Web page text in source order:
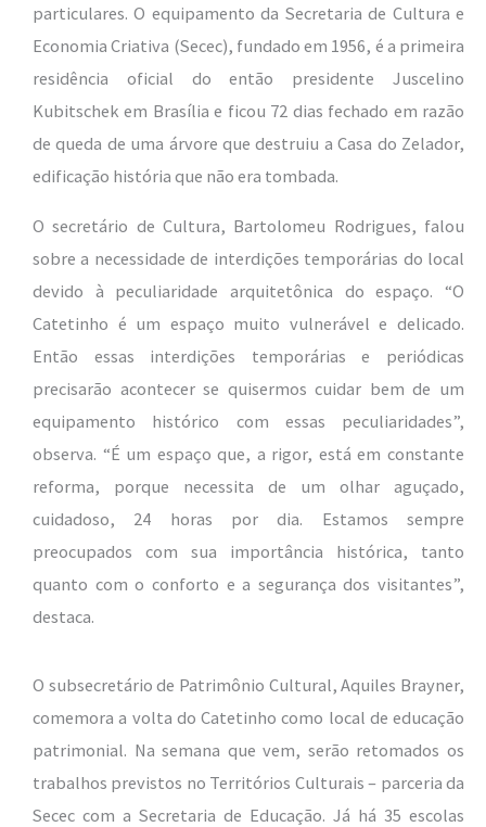
particulares. O equipamento da Secretaria de Cultura e
Economia Criativa (Secec), fundado em 1956, é a primeira
residência oficial do então presidente Juscelino
Kubitschek em Brasília e ficou 72 dias fechado em razão
de queda de uma árvore que destruiu a Casa do Zelador,
edificação história que não era tombada.
O secretário de Cultura, Bartolomeu Rodrigues, falou
sobre a necessidade de interdições temporárias do local
devido à peculiaridade arquitetônica do espaço. “O
Catetinho é um espaço muito vulnerável e delicado.
Então essas interdições temporárias e periódicas
precisarão acontecer se quisermos cuidar bem de um
equipamento histórico com essas peculiaridades”,
observa. “É um espaço que, a rigor, está em constante
reforma, porque necessita de um olhar aguçado,
cuidadoso, 24 horas por dia. Estamos sempre
preocupados com sua importância histórica, tanto
quanto com o conforto e a segurança dos visitantes”,
destaca.
O subsecretário de Patrimônio Cultural, Aquiles Brayner,
comemora a volta do Catetinho como local de educação
patrimonial. Na semana que vem, serão retomados os
trabalhos previstos no Territórios Culturais – parceria da
Secec com a Secretaria de Educação. Já há 35 escolas